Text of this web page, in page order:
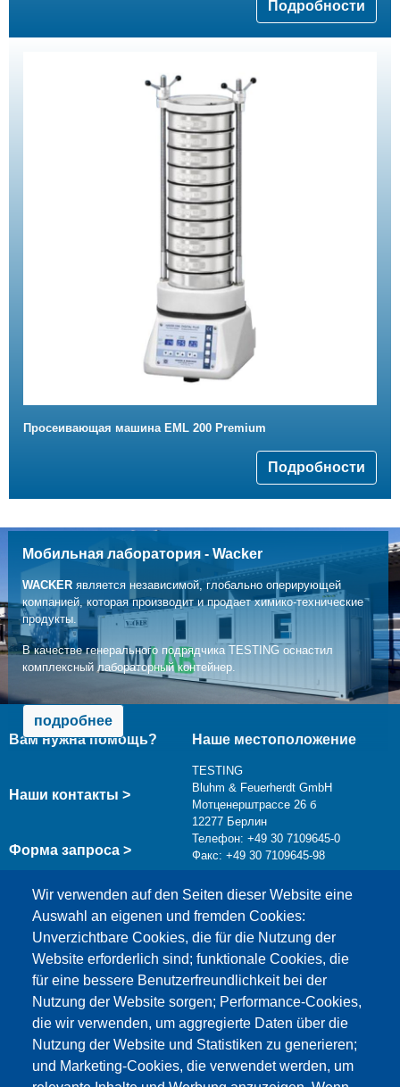
Подробности
Просеивающая машина EML 200 Premium
Подробности
Мобильная лаборатория - Wacker
WACKERявляется независимой, глобально оперирующей
компанией, которая производит и продает химико-технические
продукты.
В качестве генерального подрядчика TESTING оснастил
комплексный лабораторный контейнер.
подробнее
Wir verwenden auf den Seiten dieser Website eine
Auswahl an eigenen und fremden Cookies:
Unverzichtbare Cookies, die für die Nutzung der
Website erforderlich sind; funktionale Cookies, die
für eine bessere Benutzerfreundlichkeit bei der
Nutzung der Website sorgen; Performance-Cookies,
die wir verwenden, um aggregierte Daten über die
Nutzung der Website und Statistiken zu generieren;
und Marketing-Cookies, die verwendet werden, um
Вам нужна помощь?
Наши контакты >
Форма запроса >
Наше местоположение
TESTING
Bluhm & Feuerherdt GmbH
Мотценерштрассе 26 б
12277 Берлин
Телефон: +49 30 7109645-0
Факс: +49 30 7109645-98
info@testing.de
Этот материал заблокирован, потому что
файлы cookie Google Maps не были приняты.